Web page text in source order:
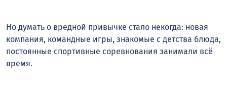
Но думать о вредной привычке стало некогда: новая
компания, командные игры, знакомые с детства блюда,
постоянные спортивные соревнования занимали всё
время.